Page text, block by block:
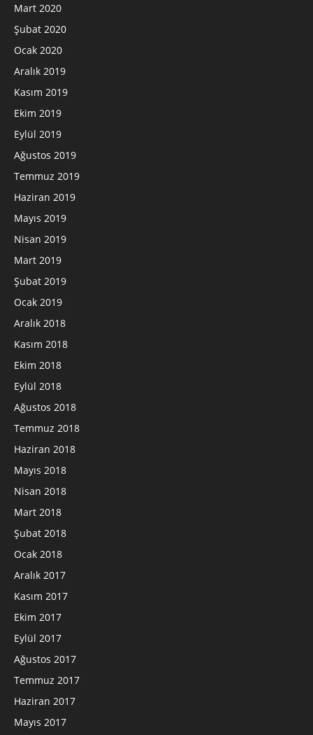
Mart 2020
Şubat 2020
Ocak 2020
Aralık 2019
Kasım 2019
Ekim 2019
Eylül 2019
Ağustos 2019
Temmuz 2019
Haziran 2019
Mayıs 2019
Nisan 2019
Mart 2019
Şubat 2019
Ocak 2019
Aralık 2018
Kasım 2018
Ekim 2018
Eylül 2018
Ağustos 2018
Temmuz 2018
Haziran 2018
Mayıs 2018
Nisan 2018
Mart 2018
Şubat 2018
Ocak 2018
Aralık 2017
Kasım 2017
Ekim 2017
Eylül 2017
Ağustos 2017
Temmuz 2017
Haziran 2017
Mayıs 2017